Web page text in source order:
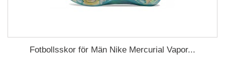
Fotbollsskor för Män Nike Mercurial Vapor...